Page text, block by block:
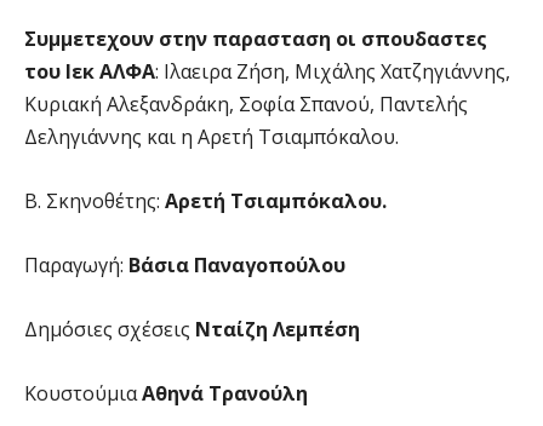
Συμμετεχουν στην παρασταση οι σπουδαστες
του Ιεκ ΑΛΦΑ: Ιλαειρα Ζήση, Μιχάλης Χατζηγιάννης,
Κυριακή Αλεξανδράκη, Σοφία Σπανού, Παντελής
Δεληγιάννης και η Αρετή Τσιαμπόκαλου.
Β. Σκηνοθέτης: Αρετή Τσιαμπόκαλου.
Παραγωγή: Βάσια Παναγοπούλου
Δημόσιες σχέσεις Νταίζη Λεμπέση
ΚουστούμιαΑθηνά Τρανούλη